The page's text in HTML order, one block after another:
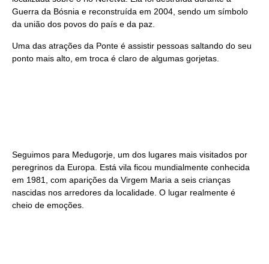
Guerra da Bósnia e reconstruída em 2004, sendo um símbolo
da união dos povos do país e da paz.
Uma das atrações da Ponte é assistir pessoas saltando do seu
ponto mais alto, em troca é claro de algumas gorjetas.
Seguimos para Medugorje, um dos lugares mais visitados por
peregrinos da Europa. Está vila ficou mundialmente conhecida
em 1981, com aparições da Virgem Maria a seis crianças
nascidas nos arredores da localidade. O lugar realmente é
cheio de emoções.